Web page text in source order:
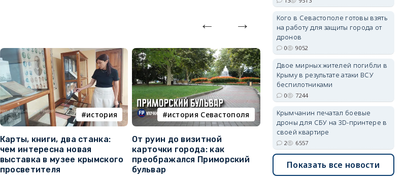
история
Карты, книги, два станка:
чем интересна новая
выставка в музее крымского
просветителя
история Севастополя
От руин до визитной
карточки города: как
преображался Приморский
бульвар
недвижимость
Севастополь стал лидером
ЮФО по падению
строительства, но с одним
позитивным нюансом
Кого в Севастополе готовы взять
на работу для защиты города от
дронов
0 9052
Двое мирных жителей погибли в
Крыму в результате атаки ВСУ
беспилотниками
0 7244
Крымчанин печатал боевые
дроны для СБУ на 3D-принтере в
своей квартире
2 6557
Показать все новости